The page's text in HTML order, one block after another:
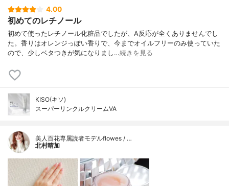
4.00
初めてのレチノール
初めて使ったレチノール化粧品でしたが、A反応が全くありませんでし
た。香りはオレンジっぽい香りで、今までオイルフリーのみ使っていた
ので、少しベタつきが気になりまし…続きを見る
KISO(キソ)
スーパーリンクルクリームVA
美人百花専属読者モデルflowes / …
北村晴加